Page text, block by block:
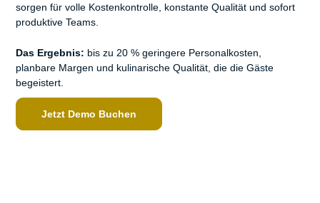
sorgen für volle Kostenkontrolle, konstante Qualität und sofort
produktive Teams.
Das Ergebnis: bis zu 20 % geringere Personalkosten,
planbare Margen und kulinarische Qualität, die die Gäste
begeistert.
Jetzt Demo Buchen